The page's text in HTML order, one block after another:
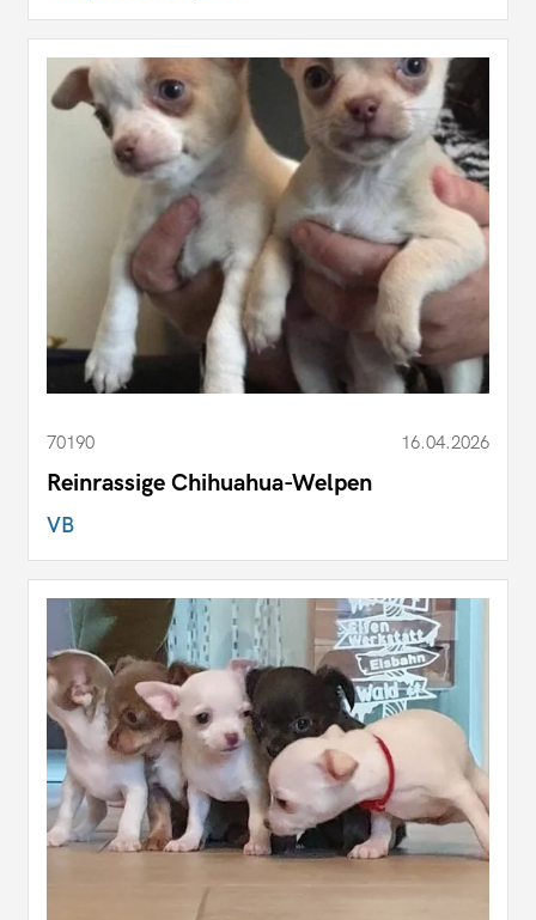
70190 16.04.2026
Reinrassige Chihuahua-Welpen
VB